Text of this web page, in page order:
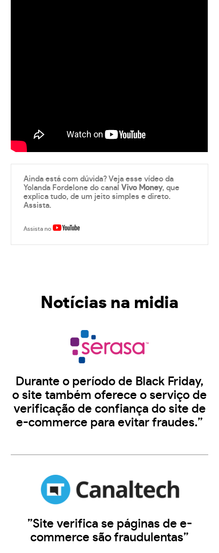
Ainda está com dúvida? Veja esse vídeo da
Yolanda Fordelone do canalVivo Money, que
explica tudo, de um jeito simples e direto.
Assista.
Assista no
Notícias na midia
Durante o período de Black Friday,
o site também oferece o serviço de
verificação de confiança do site de
e-commerce para evitar fraudes.”
”Site verifica se páginas de e-
commerce são fraudulentas”